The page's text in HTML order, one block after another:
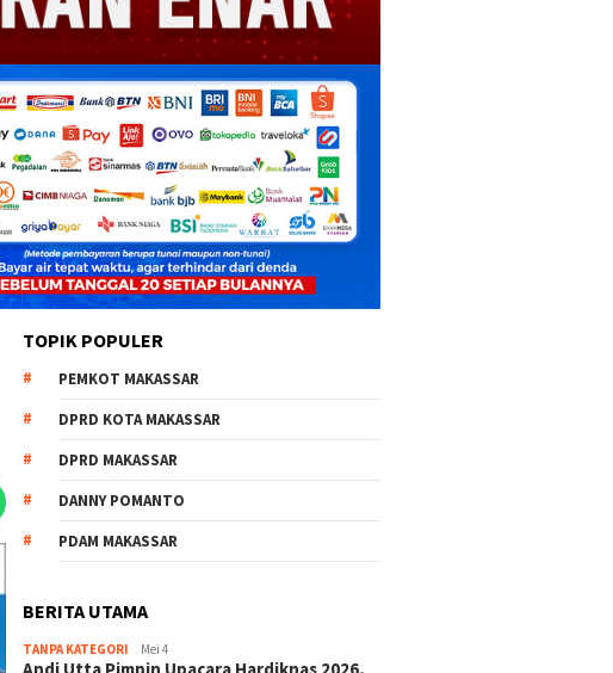
TOPIK POPULER
PEMKOT MAKASSAR
DPRD KOTA MAKASSAR
DPRD MAKASSAR
DANNY POMANTO
PDAM MAKASSAR
BERITA UTAMA
TANPA KATEGORI Mei 4
Andi Utta Pimpin Upacara Hardiknas 2026,